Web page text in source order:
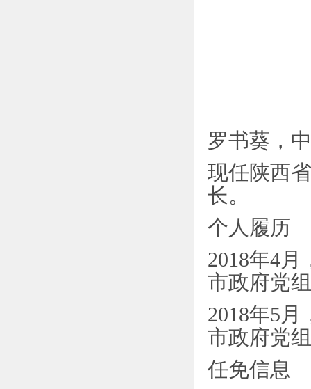
罗书葵，
现任陕西
长。
个人履历
2018年4
市政府党
2018年5
市政府党
任免信息